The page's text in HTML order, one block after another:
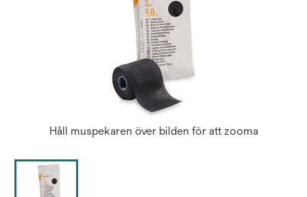
Håll muspekaren över bilden för att zooma